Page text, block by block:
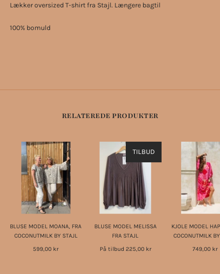
Lækker oversized T-shirt fra Stajl. Længere bagtil
100% bomuld
RELATEREDE PRODUKTER
BLUSE MODEL MOANA, FRA
COCONUTMILK BY STAJL
599,00 kr
TILBUD
BLUSE MODEL MELISSA
FRA STAJL
På tilbud 225,00 kr
KJOLE MODEL
COCONUTMILK
749,00 kr